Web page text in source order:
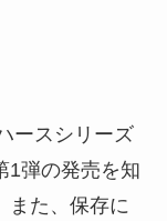
ースシリーズ
1弾の発売を知
また、保存に